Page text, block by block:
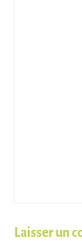
Laisser un